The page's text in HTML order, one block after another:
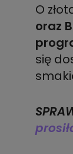
O
oraz
się